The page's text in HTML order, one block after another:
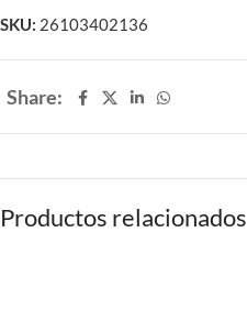
SKU: 26103402136
Share:
Productos relacionados